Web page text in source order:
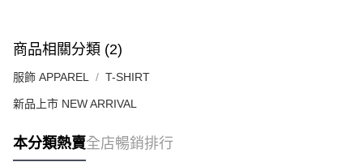
商品相關分類 (2)
服飾 APPAREL T-SHIRT
新品上市 NEW ARRIVAL
本分類熱賣全店暢銷排行